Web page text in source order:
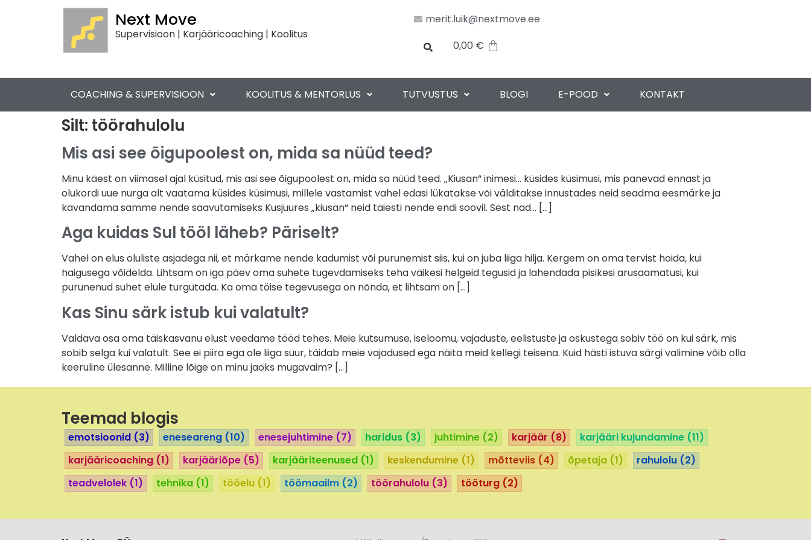
Next Move
Supervisioon | Karjääricoaching | Koolitus
merit.luik@nextmove.ee
0,00 €
COACHING & SUPERVISIOON KOOLITUS & MENTORLUS TUTVUSTUS BLOGI E-POOD KONTAKT
Silt: töörahulolu
Mis asi see õigupoolest on, mida sa nüüd teed?
Minu käest on viimasel ajal küsitud, mis asi see õigupoolest on, mida sa nüüd teed. „Kiusan“ inimesi… küsides küsimusi, mis panevad ennast ja
olukordi uue nurga alt vaatama küsides küsimusi, millele vastamist vahel edasi lükatakse või välditakse innustades neid seadma eesmärke ja
kavandama samme nende saavutamiseks Kusjuures „kiusan“ neid täiesti nende endi soovil. Sest nad… […]
Aga kuidas Sul tööl läheb? Päriselt?
Vahel on elus oluliste asjadega nii, et märkame nende kadumist või purunemist siis, kui on juba liiga hilja. Kergem on oma tervist hoida, kui
haigusega võidelda. Lihtsam on iga päev oma suhete tugevdamiseks teha väikesi helgeid tegusid ja lahendada pisikesi arusaamatusi, kui
purunenud suhet elule turgutada. Ka oma töise tegevusega on nõnda, et lihtsam on […]
Kas Sinu särk istub kui valatult?
Valdava osa oma täiskasvanu elust veedame tööd tehes. Meie kutsumuse, iseloomu, vajaduste, eelistuste ja oskustega sobiv töö on kui särk, mis
sobib selga kui valatult. See ei piira ega ole liiga suur, täidab meie vajadused ega näita meid kellegi teisena. Kuid hästi istuva särgi valimine võib olla
keeruline ülesanne. Milline lõige on minu jaoks mugavaim? […]
Teemad blogis
emotsioonid (3) eneseareng (10) enesejuhtimine (7) haridus (3) juhtimine (2) karjäär (8) karjääri kujundamine (11)
karjääricoaching (1) karjääriõpe (5) karjääriteenused (1) keskendumine (1) mõtteviis (4) õpetaja (1) rahulolu (2)
teadvelolek (1) tehnika (1) tööelu (1) töömaailm (2) töörahulolu (3) tööturg (2)